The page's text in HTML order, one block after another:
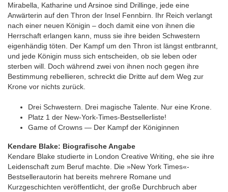
Mirabella, Katharine und Arsinoe sind Drillinge, jede eine
Anwärterin auf den Thron der Insel Fennbirn. Ihr Reich verlangt
nach einer neuen Königin – doch damit eine von ihnen die
Herrschaft erlangen kann, muss sie ihre beiden Schwestern
eigenhändig töten. Der Kampf um den Thron ist längst entbrannt,
und jede Königin muss sich entscheiden, ob sie leben oder
sterben will. Doch während zwei von ihnen noch gegen ihre
Bestimmung rebellieren, schreckt die Dritte auf dem Weg zur
Krone vor nichts zurück.
Drei Schwestern. Drei magische Talente. Nur eine Krone.
Platz 1 der New-York-Times-Bestsellerliste!
Game of Crowns — Der Kampf der Königinnen
Kendare Blake: Biografische Angabe
Kendare Blake studierte in London Creative Writing, ehe sie ihre
Leidenschaft zum Beruf machte. Die »New York Times«-
Bestsellerautorin hat bereits mehrere Romane und
Kurzgeschichten veröffentlicht, der große Durchbruch aber